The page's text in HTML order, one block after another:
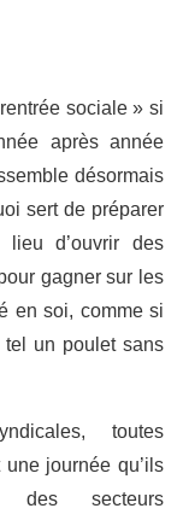
sociale » si
après année
désormais
sert de préparer
d’ouvrir des
gagner sur les
en soi, comme si
tel un poulet sans
toutes
journée qu’ils
des secteurs